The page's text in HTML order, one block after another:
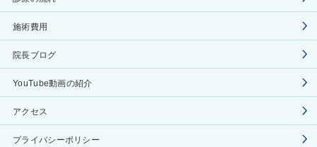
施術費用
院長ブログ
YouTube動画の紹介
アクセス
プライバシーポリシー